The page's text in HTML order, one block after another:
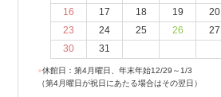
16
17 18 19 20
23
24 25 26 27
30
31
●休館日：第4月曜日、年末年始12/29～1/3
（第4月曜日が祝日にあたる場合はその翌日）